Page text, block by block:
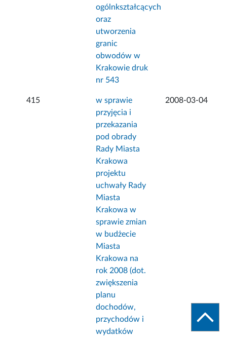
ogólnkształcących
oraz
utworzenia
granic
obwodów w
Krakowie druk
nr 543
415
w sprawie
przyjęcia i
przekazania
pod obrady
Rady Miasta
Krakowa
projektu
uchwały Rady
Miasta
Krakowa w
sprawie zmian
w budżecie
Miasta
Krakowa na
rok 2008 (dot.
zwiększenia
planu
dochodów,
przychodów i
wydatków
2008-03-04